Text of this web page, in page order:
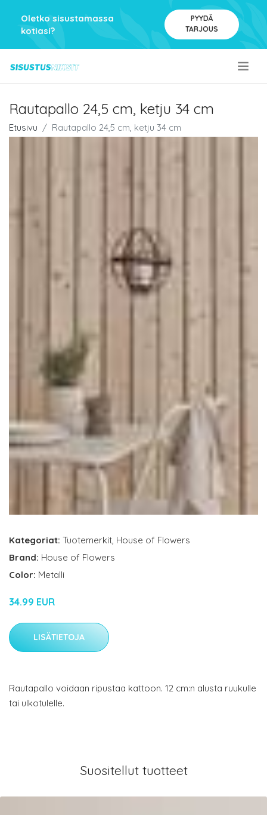
Oletko sisustamassa
kotiasi?
PYYDÄ
TARJOUS
Rautapallo 24,5 cm, ketju 34 cm
Etusivu Rautapallo 24,5 cm, ketju 34 cm
Kategoriat: Tuotemerkit, House of Flowers
Brand: House of Flowers
Color: Metalli
34.99 EUR
LISÄTIETOJA
Rautapallo voidaan ripustaa kattoon. 12 cm:n alusta ruukulle
tai ulkotulelle.
Suositellut tuotteet